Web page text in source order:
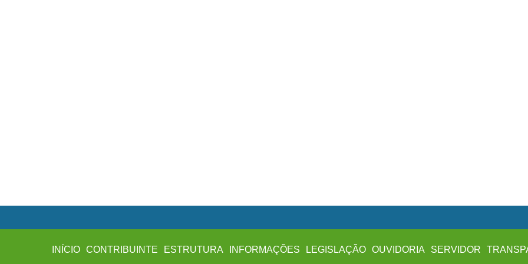
INÍCIO CONTRIBUINTE ESTRUTURA INFORMAÇÕES LEGISLAÇÃO OUVIDORIA SERVIDOR